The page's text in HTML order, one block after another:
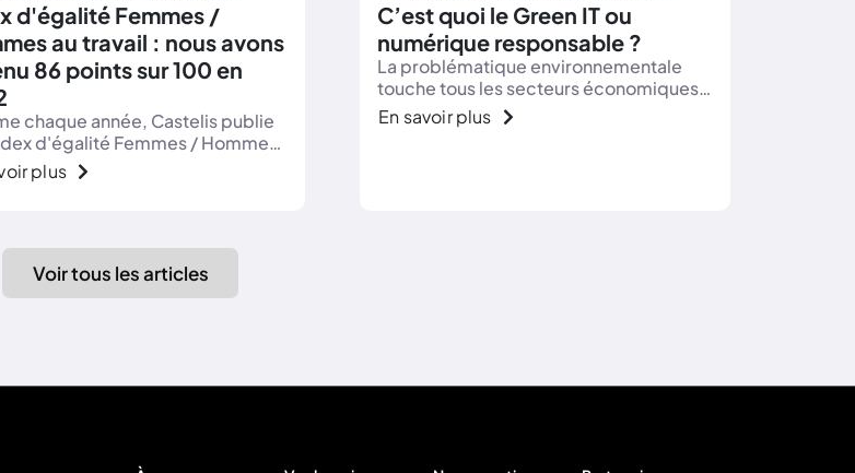
d'égalité Femmes /
au travail : nous avons
86 points sur 100 en
chaque année, Castelis publie
d'égalité Femmes / Hommes
En 2022, nous conservons un
élevé : 86 sur 100.
plus
C’est quoi le Green IT ou
numérique responsable ?
La problématique environnementale
touche tous les secteurs économiques y
compris le numérique, rendant
incontournable une démarche Green IT.
En savoir plus
Voir tous les articles